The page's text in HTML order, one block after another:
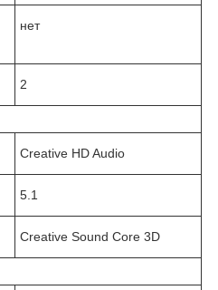
нет
2
Creative HD Audio
5.1
Creative Sound Core 3D